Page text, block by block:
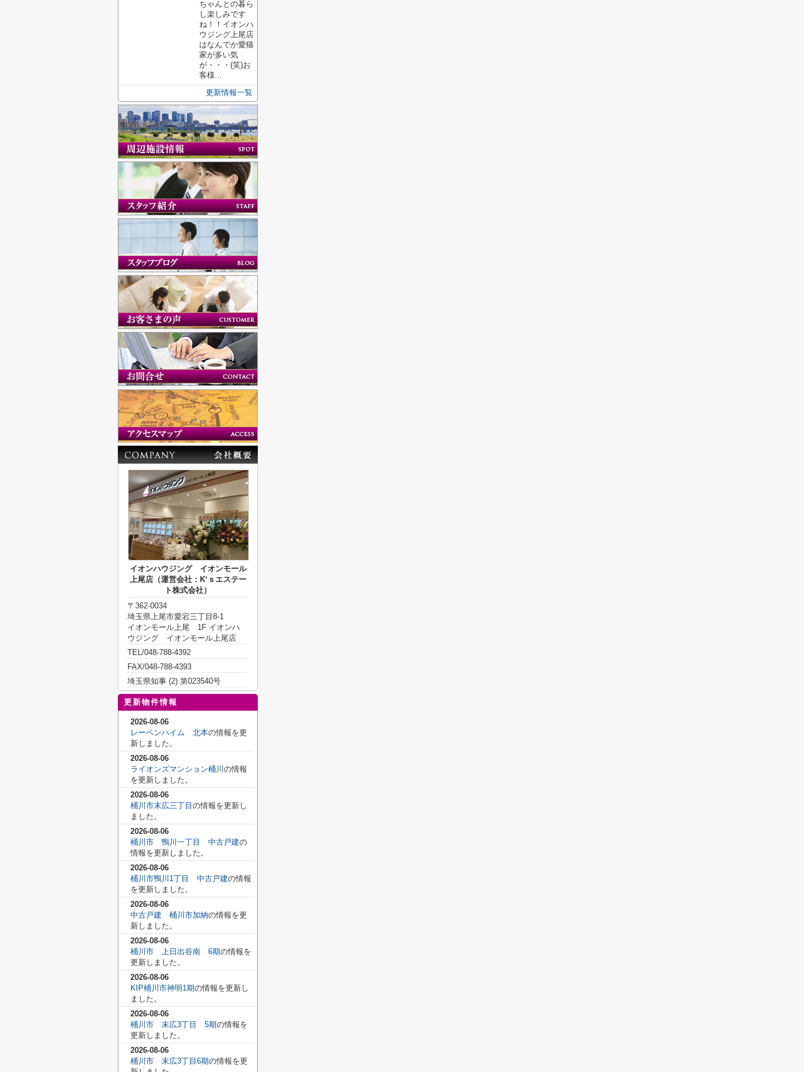
ちゃんとの暮ら
し楽しみです
ね！！イオンハ
ウジング上尾店
はなんでか愛猫
家が多い気
が・・・(笑)お
客様...
更新情報一覧
イオンハウジング イオンモール
上尾店（運営会社：K‘ｓエステー
ト株式会社）
〒362-0034
埼玉県上尾市愛宕三丁目8-1
イオンモール上尾 1F イオンハ
ウジング イオンモール上尾店
TEL/048-788-4392
FAX/048-788-4393
埼玉県知事 (2) 第023540号
更新物件情報
2026-08-06
レーベンハイム 北本の情報を更
新しました。
2026-08-06
ライオンズマンション桶川 の情報
を更新しました。
2026-08-06
桶川市末広三丁目 の情報を更新し
ました。
2026-08-06
桶川市 鴨川一丁目 中古戸建の
情報を更新しました。
2026-08-06
桶川市鴨川1丁目 中古戸建の情報
を更新しました。
2026-08-06
中古戸建 桶川市加納の情報を更
新しました。
2026-08-06
桶川市 上日出谷南 6期の情報を
更新しました。
2026-08-06
KIP桶川市神明1期の情報を更新し
ました。
2026-08-06
桶川市 末広3丁目 5期の情報を
更新しました。
2026-08-06
桶川市 末広3丁目6期の情報を更